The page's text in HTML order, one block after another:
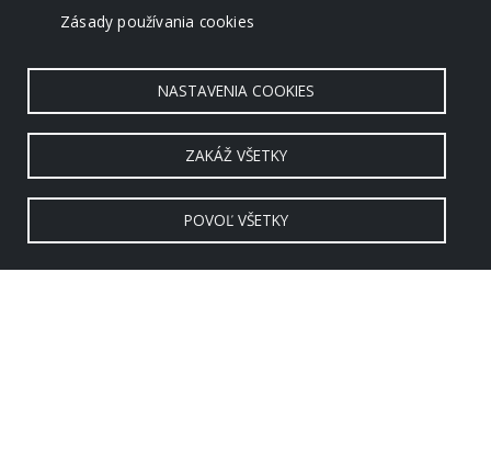
Zásady používania cookies
NASTAVENIA COOKIES
ZAKÁŽ VŠETKY
POVOĽ VŠETKY